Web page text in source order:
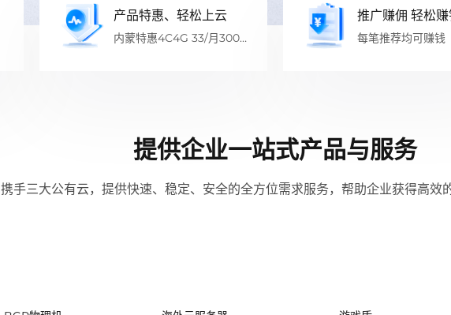
产品特惠、轻松上云
内蒙特惠4C4G 33/月300
推广赚佣 轻松赚
每笔推荐均可赚钱
提供企业一站式产品与服务
携手三大公有云，提供快速、稳定、安全的全方位需求服务，帮助企业获得高效